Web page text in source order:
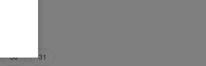
30 31